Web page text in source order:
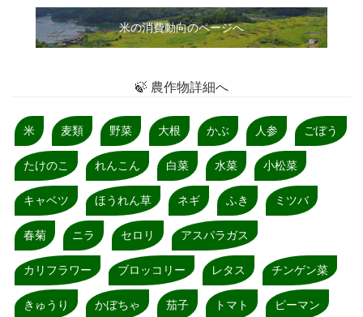
米の消費動向のページへ
🍃 農作物詳細へ
米 麦類 野菜 大根 かぶ 人参 ごぼう
たけのこ れんこん 白菜 水菜 小松菜
キャベツ ほうれん草 ネギ ふき ミツバ
春菊 ニラ セロリ アスパラガス
カリフラワー ブロッコリー レタス チンゲン菜
きゅうり かぼちゃ 茄子 トマト ピーマン